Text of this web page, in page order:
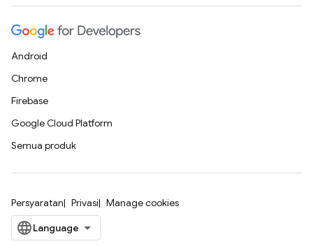
Android
Chrome
Firebase
Google Cloud Platform
Semua produk
Persyaratan Privasi Manage cookies